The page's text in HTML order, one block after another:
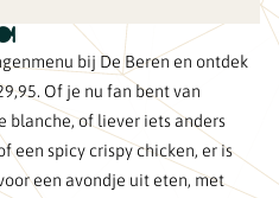
bij De Beren en ontdek
Of je nu fan bent van
blanche, of liever iets anders
een spicy crispy chicken, er is
een avondje uit eten, met